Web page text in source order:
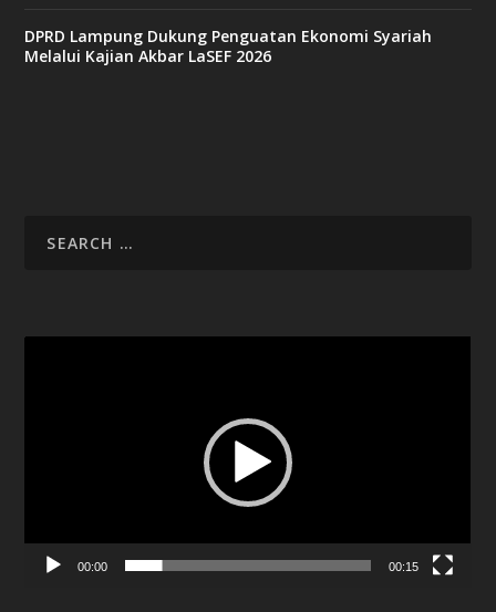
DPRD Lampung Dukung Penguatan Ekonomi Syariah
Melalui Kajian Akbar LaSEF 2026
00:00 00:15